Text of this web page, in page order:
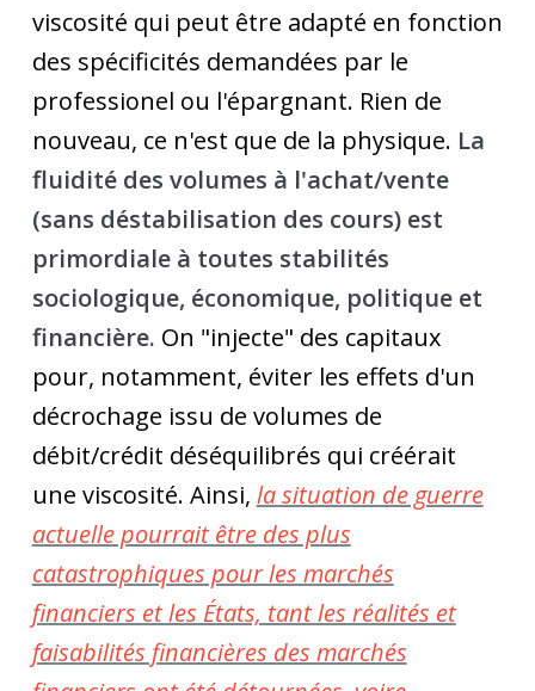
viscosité qui peut être adapté en fonction
des spécificités demandées par le
professionel ou l'épargnant. Rien de
nouveau, ce n'est que de la physique. La
fluidité des volumes à l'achat/vente
(sans déstabilisation des cours) est
primordiale à toutes stabilités
sociologique, économique, politique et
financière. On "injecte" des capitaux
pour, notamment, éviter les effets d'un
décrochage issu de volumes de
débit/crédit déséquilibrés qui créérait
une viscosité. Ainsi, la situation de guerre
actuelle pourrait être des plus
catastrophiques pour les marchés
financiers et les États, tant les réalités et
faisabilités financières des marchés